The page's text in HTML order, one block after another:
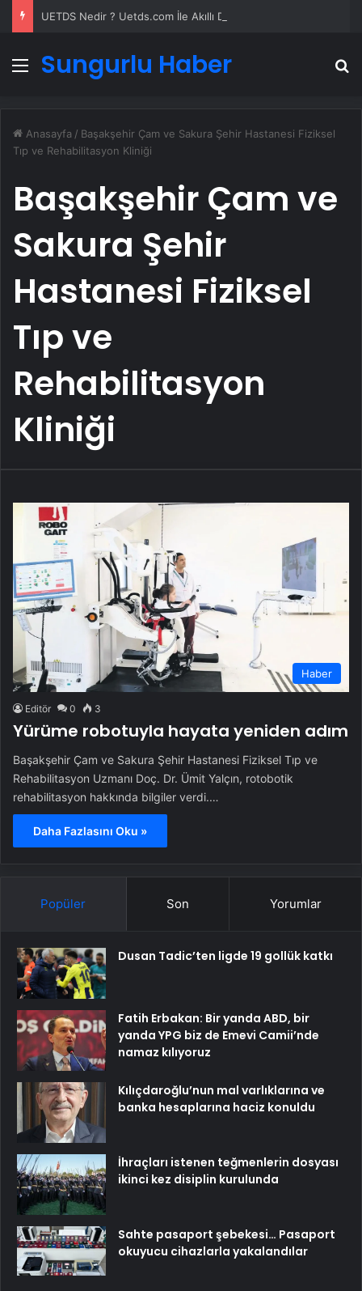
Menü
Sungurlu Haber
Anasayfa / Başakşehir Çam ve Sakura Şehir Hastanesi Fiziksel
Tıp ve Rehabilitasyon Kliniği
Başakşehir Çam ve
Sakura Şehir
Hastanesi Fiziksel
Tıp ve
Rehabilitasyon
Kliniği
Haber
Editör 0 3
Yürüme robotuyla hayata yeniden adım
Başakşehir Çam ve Sakura Şehir Hastanesi Fiziksel Tıp ve
Rehabilitasyon Uzmanı Doç. Dr. Ümit Yalçın, rotobotik
rehabilitasyon hakkında bilgiler verdi.…
Daha Fazlasını Oku »
Popüler Son Yorumlar
Dusan Tadic’ten ligde 19 gollük katkı
Fatih Erbakan: Bir yanda ABD, bir
yanda YPG biz de Emevi Camii’nde
namaz kılıyoruz
Kılıçdaroğlu’nun mal varlıklarına ve
banka hesaplarına haciz konuldu
İhraçları istenen teğmenlerin dosyası
ikinci kez disiplin kurulunda
Sahte pasaport şebekesi… Pasaport
okuyucu cihazlarla yakalandılar